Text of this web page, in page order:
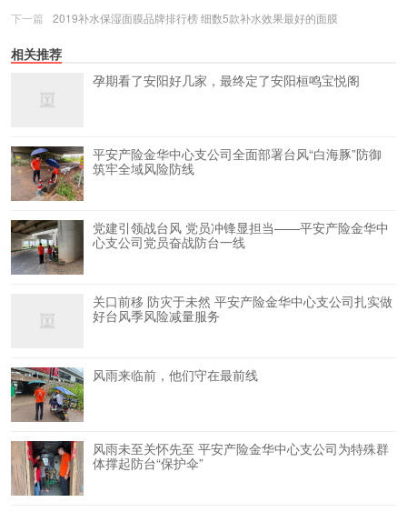
下一篇
2019补水保湿面膜品牌排行榜 细数5款补水效果最好的面膜
相关推荐
孕期看了安阳好几家，最终定了安阳桓鸣宝悦阁
平安产险金华中心支公司全面部署台风“白海豚”防御
筑牢全域风险防线
党建引领战台风 党员冲锋显担当——平安产险金华中
心支公司党员奋战防台一线
关口前移 防灾于未然 平安产险金华中心支公司扎实做
好台风季风险减量服务
风雨来临前，他们守在最前线
风雨未至关怀先至 平安产险金华中心支公司为特殊群
体撑起防台“保护伞”